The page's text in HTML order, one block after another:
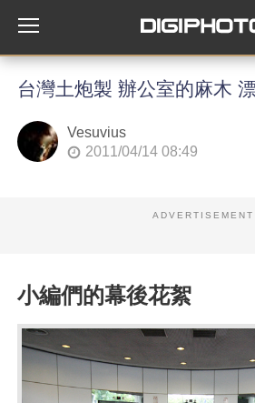
台灣土炮製 辦公室的麻木
Vesuvius
2011/04/14 08:49
ADVERTISEMENT
小編們的幕後花絮